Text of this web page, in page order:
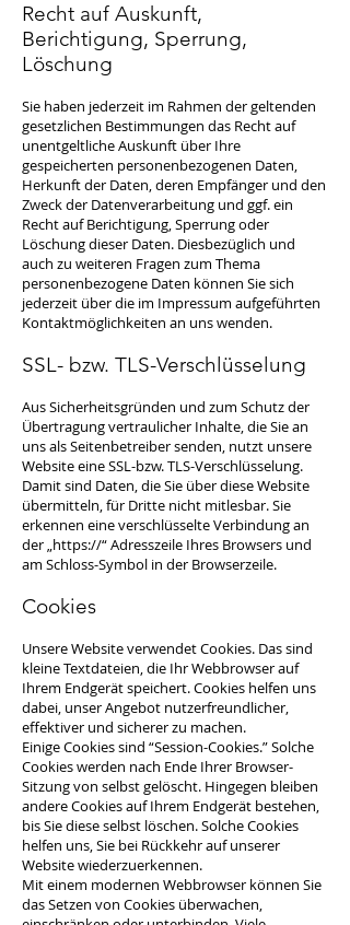
Recht auf Auskunft,
Berichtigung, Sperrung,
Löschung
Sie haben jederzeit im Rahmen der geltenden
gesetzlichen Bestimmungen das Recht auf
unentgeltliche Auskunft über Ihre
gespeicherten personenbezogenen Daten,
Herkunft der Daten, deren Empfänger und den
Zweck der Datenverarbeitung und ggf. ein
Recht auf Berichtigung, Sperrung oder
Löschung dieser Daten. Diesbezüglich und
auch zu weiteren Fragen zum Thema
personenbezogene Daten können Sie sich
jederzeit über die im Impressum aufgeführten
Kontaktmöglichkeiten an uns wenden.
SSL- bzw. TLS-Verschlüsselung
Aus Sicherheitsgründen und zum Schutz der
Übertragung vertraulicher Inhalte, die Sie an
uns als Seitenbetreiber senden, nutzt unsere
Website eine SSL-bzw. TLS-Verschlüsselung.
Damit sind Daten, die Sie über diese Website
übermitteln, für Dritte nicht mitlesbar. Sie
erkennen eine verschlüsselte Verbindung an
der „https://“ Adresszeile Ihres Browsers und
am Schloss-Symbol in der Browserzeile.
Cookies
Unsere Website verwendet Cookies. Das sind
kleine Textdateien, die Ihr Webbrowser auf
Ihrem Endgerät speichert. Cookies helfen uns
dabei, unser Angebot nutzerfreundlicher,
effektiver und sicherer zu machen.
Einige Cookies sind “Session-Cookies.” Solche
Cookies werden nach Ende Ihrer Browser-
Sitzung von selbst gelöscht. Hingegen bleiben
andere Cookies auf Ihrem Endgerät bestehen,
bis Sie diese selbst löschen. Solche Cookies
helfen uns, Sie bei Rückkehr auf unserer
Website wiederzuerkennen.
Mit einem modernen Webbrowser können Sie
das Setzen von Cookies überwachen,